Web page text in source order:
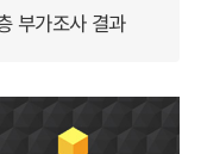
부가조사 결과